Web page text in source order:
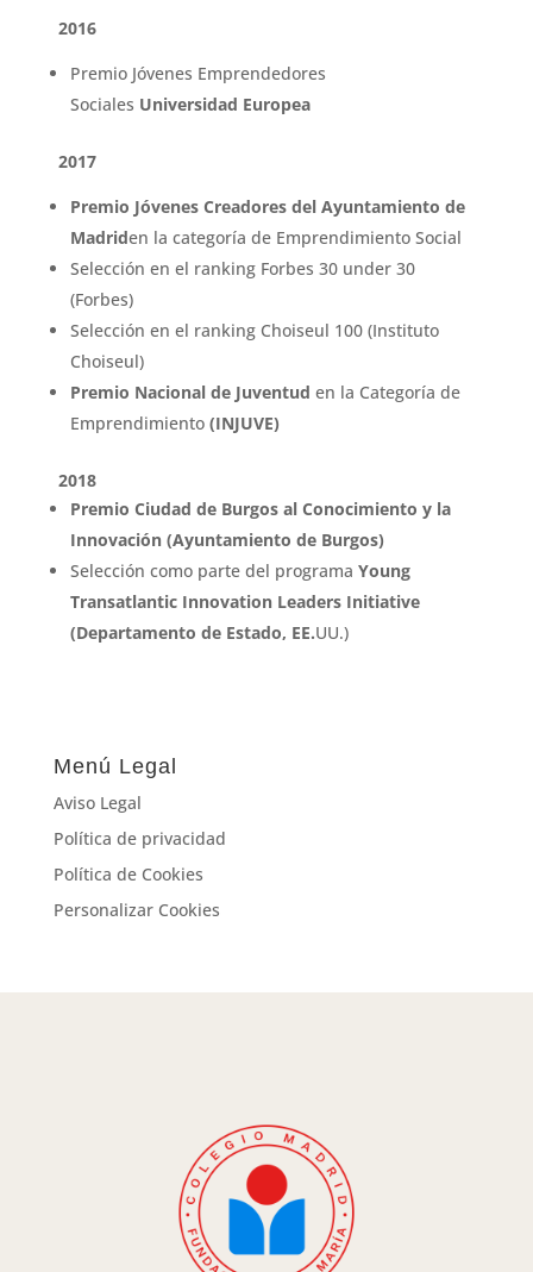
2016
Premio Jóvenes Emprendedores
Sociales Universidad Europea
2017
Premio Jóvenes Creadores del Ayuntamiento de
Madriden la categoría de Emprendimiento Social
Selección en el ranking Forbes 30 under 30
(Forbes)
Selección en el ranking Choiseul 100 (Instituto
Choiseul)
Premio Nacional de Juventud en la Categoría de
Emprendimiento(INJUVE)
2018
Premio Ciudad de Burgos al Conocimiento y la
Innovación (Ayuntamiento de Burgos)
Selección como parte del programa Young
Transatlantic Innovation Leaders Initiative
(Departamento de Estado, EE.UU.)
Menú Legal
Aviso Legal
Política de privacidad
Política de Cookies
Personalizar Cookies